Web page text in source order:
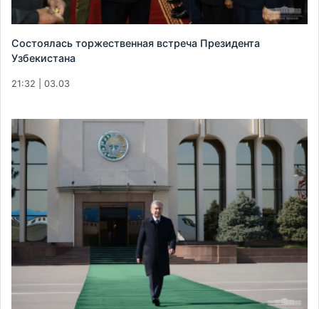
Состоялась торжественная встреча Президента
Узбекистана
21:32 | 03.03